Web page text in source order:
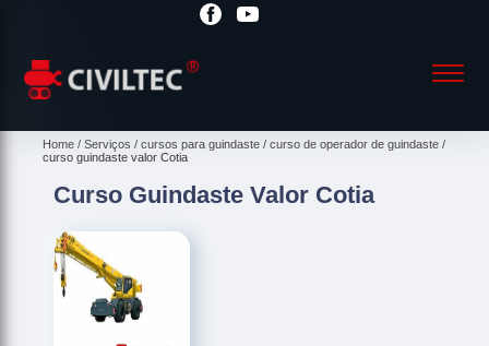
Home Serviços cursos para guindaste
curso de operador de guindaste
curso guindaste valor Cotia
Curso Guindaste Valor Cotia